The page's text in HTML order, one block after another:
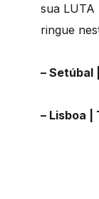
sua LUTA
ringue
– Setúbal
– Lisboa |